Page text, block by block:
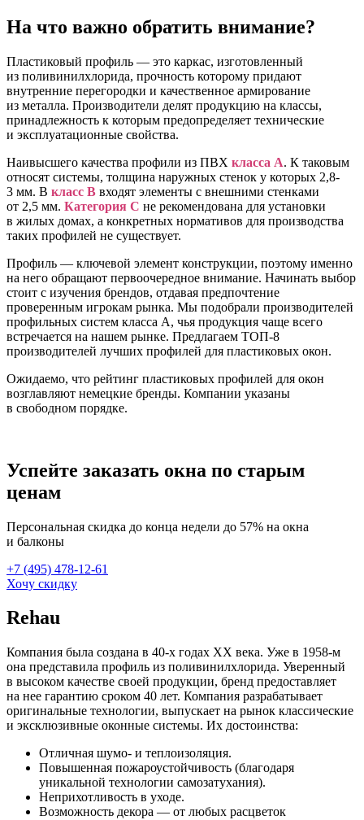
На что важно обратить внимание?
Пластиковый профиль — это каркас, изготовленный
из поливинилхлорида, прочность которому придают
внутренние перегородки и качественное армирование
из металла. Производители делят продукцию на классы,
принадлежность к которым предопределяет технические
и эксплуатационные свойства.
Наивысшего качества профили из ПВХ класса А. К таковым
относят системы, толщина наружных стенок у которых 2,8-
3 мм. В класс В входят элементы с внешними стенками
от 2,5 мм. Категория С не рекомендована для установки
в жилых домах, а конкретных нормативов для производства
таких профилей не существует.
Профиль — ключевой элемент конструкции, поэтому именно
на него обращают первоочередное внимание. Начинать выбор
стоит с изучения брендов, отдавая предпочтение
проверенным игрокам рынка. Мы подобрали производителей
профильных систем класса А, чья продукция чаще всего
встречается на нашем рынке. Предлагаем ТОП-8
производителей лучших профилей для пластиковых окон.
Ожидаемо, что рейтинг пластиковых профилей для окон
возглавляют немецкие бренды. Компании указаны
в свободном порядке.
Успейте заказать окна по старым
ценам
Персональная скидка до конца недели до 57% на окна
и балконы
+7 (495) 478-12-61
Хочу скидку
Rehau
Компания была создана в 40-х годах ХХ века. Уже в 1958-м
она представила профиль из поливинилхлорида. Уверенный
в высоком качестве своей продукции, бренд предоставляет
на нее гарантию сроком 40 лет. Компания разрабатывает
оригинальные технологии, выпускает на рынок классические
и эксклюзивные оконные системы. Их достоинства:
Отличная шумо- и теплоизоляция.
Повышенная пожароустойчивость (благодаря
уникальной технологии самозатухания).
Неприхотливость в уходе.
Возможность декора — от любых расцветок